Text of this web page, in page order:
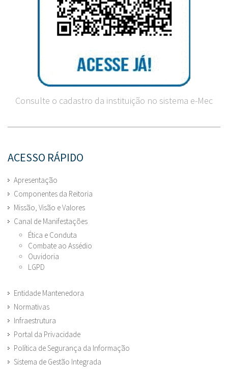
Consulte o cadastro da instituição no sistema e-Mec
ACESSO RÁPIDO
Apresentação
Componentes da Reitoria
Missão, Visão e Valores
Canal de Manifestações
Ética e Conduta
Combate ao Assédio
Ouvidoria
LGPD
Entidade Mantenedora
Normativas
Infraestrutura
Portal da Privacidade
Política de Segurança da Informação
Sistema de Gestão Integrada